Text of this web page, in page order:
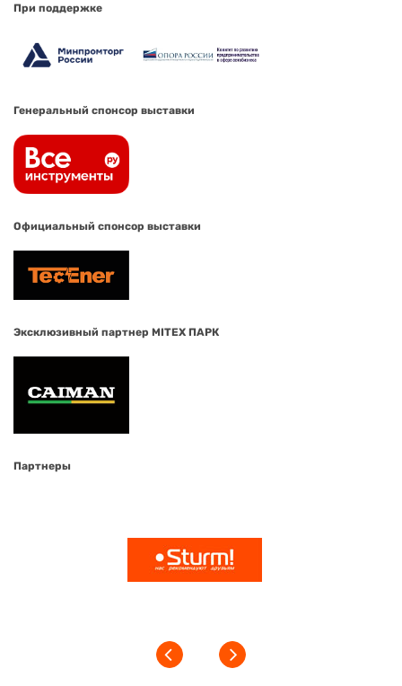
При поддержке
Генеральный спонсор выставки
Официальный спонсор выставки
Эксклюзивный партнер MITEX ПАРК
Партнеры